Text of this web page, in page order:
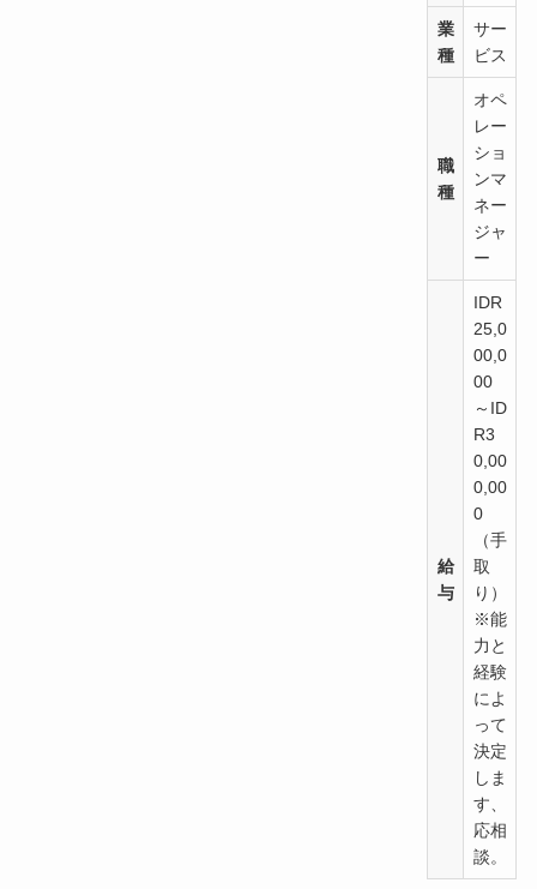
業
種
サー
ビス
職
種
オペ
レー
ショ
ンマ
ネー
ジャ
ー
給
与
IDR
25,0
00,0
00
～ID
R3
0,00
0,00
0
（手
取
り）
※能
力と
経験
によ
って
決定
しま
す、
応相
談。